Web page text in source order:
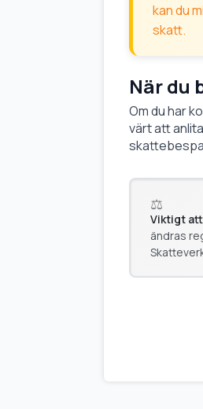
kan du
skatt.
När du
Om du har
värt att
Viktigt
ändras